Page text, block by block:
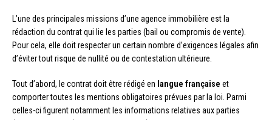
L’une des principales missions d’une agence immobilière est la
rédaction du contrat qui lie les parties (bail ou compromis de vente).
Pour cela, elle doit respecter un certain nombre d’exigences légales afin
d’éviter tout risque de nullité ou de contestation ultérieure.
Tout d’abord, le contrat doit être rédigé en langue française et
comporter toutes les mentions obligatoires prévues par la loi. Parmi
celles-ci figurent notamment les informations relatives aux parties